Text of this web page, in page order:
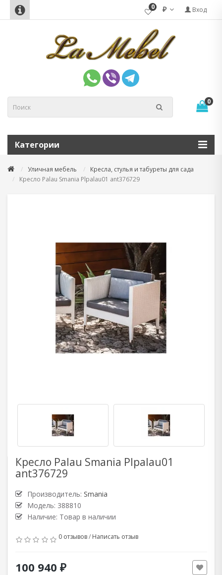
Вход
₽
0
0
Категории
Уличная мебель
Кресла, стулья и табуреты для сада
Кресло Palau Smania Plpalau01 ant376729
Кресло Palau Smania Plpalau01
ant376729
Производитель: Smania
Модель: 388810
Наличие: Товар в наличии
0 отзывов/ Написать отзыв
100 940 ₽